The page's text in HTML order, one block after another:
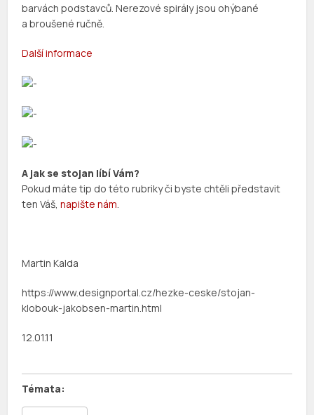
barvách podstavců. Nerezové spirály jsou ohýbané
a broušené ručně.
Další informace
A jak se stojan líbí Vám?
Pokud máte tip do této rubriky či byste chtěli představit
ten Váš,napište nám.
Martin Kalda
https://www.designportal.cz/hezke-ceske/stojan-
klobouk-jakobsen-martin.html
12.01.11